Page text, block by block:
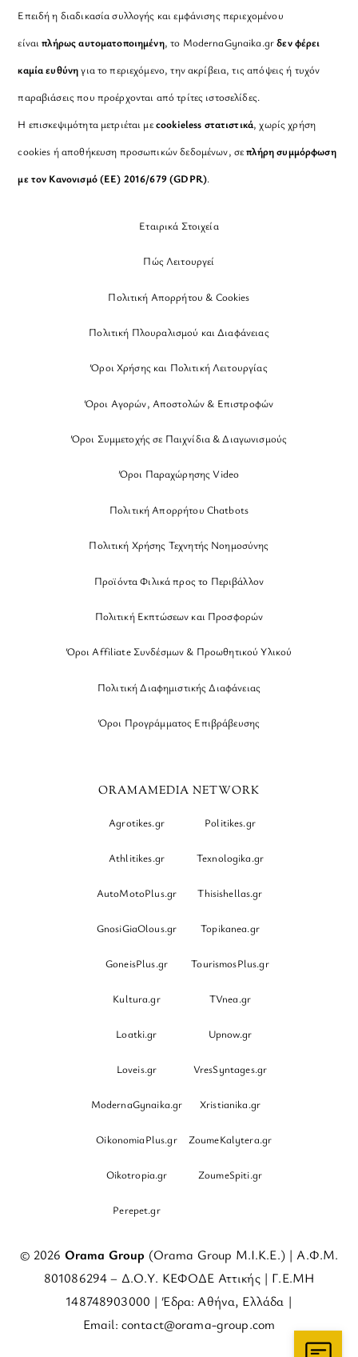
Επειδή η διαδικασία συλλογής και εμφάνισης περιεχομένου
είναιπλήρως αυτοματοποιημένη, το ModernaGynaika.grδεν φέρει
καμία ευθύνηγια το περιεχόμενο, την ακρίβεια, τις απόψεις ή τυχόν
παραβιάσεις που προέρχονται από τρίτες ιστοσελίδες.
Η επισκεψιμότητα μετριέται μεcookieless στατιστικά, χωρίς χρήση
cookies ή αποθήκευση προσωπικών δεδομένων, σεπλήρη συμμόρφωση
με τον Κανονισμό (ΕΕ) 2016/679 (GDPR).
Εταιρικά Στοιχεία
Πώς Λειτουργεί
Πολιτική Απορρήτου & Cookies
Πολιτική Πλουραλισμού και Διαφάνειας
Όροι Χρήσης και Πολιτική Λειτουργίας
Όροι Αγορών, Αποστολών & Επιστροφών
Όροι Συμμετοχής σε Παιχνίδια & Διαγωνισμούς
Όροι Παραχώρησης Video
Πολιτική Απορρήτου Chatbots
Πολιτική Χρήσης Τεχνητής Νοημοσύνης
Προϊόντα Φιλικά προς το Περιβάλλον
Πολιτική Εκπτώσεων και Προσφορών
Όροι Affiliate Συνδέσμων & Προωθητικού Υλικού
Πολιτική Διαφημιστικής Διαφάνειας
Όροι Προγράμματος Επιβράβευσης
ORAMAMEDIA NETWORK
Agrotikes.gr Politikes.gr
Athlitikes.gr Texnologika.gr
AutoMotoPlus.gr Thisishellas.gr
GnosiGiaOlous.gr Topikanea.gr
GoneisPlus.gr TourismosPlus.gr
Kultura.gr TVnea.gr
Loatki.gr Upnow.gr
Loveis.gr VresSyntages.gr
ModernaGynaika.gr Xristianika.gr
OikonomiaPlus.gr ZoumeKalytera.gr
Oikotropia.gr ZoumeSpiti.gr
Perepet.gr
© 2026 Orama Group (Orama Group Μ.Ι.Κ.Ε.) | Α.Φ.Μ.
801086294 – Δ.Ο.Υ. ΚΕΦΟΔΕ Αττικής | Γ.Ε.ΜΗ
148748903000 | Έδρα: Αθήνα, Ελλάδα |
Email: contact@orama-group.com